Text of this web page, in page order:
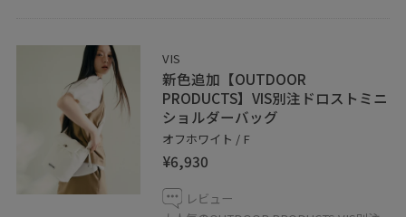
VIS
新色追加【OUTDOOR
PRODUCTS】VIS別注ドロストミニ
ショルダーバッグ
オフホワイト / F
¥6,930
レビュー